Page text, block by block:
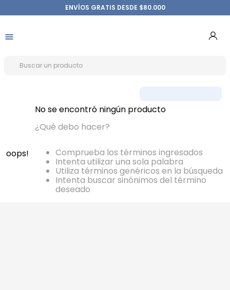
ENVÍOS GRATIS DESDE $80.000
oops!
No se encontró ningún producto
¿Qué debo hacer?
Comprueba los términos ingresados
Intenta utilizar una sola palabra
Utiliza términos genéricos en la búsqueda
Intenta buscar sinónimos del término
deseado